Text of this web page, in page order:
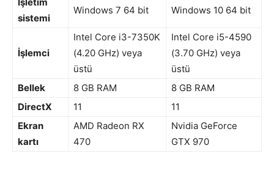
sistemi
Windows 7 64 bit Windows 10 64 bit
İşlemci
Intel Core i3-7350K
(4.20 GHz) veya
üstü
Intel Core i5-4590
(3.70 GHz) veya
üstü
Bellek
8 GB RAM
8 GB RAM
DirectX
11
11
Ekran
kartı
AMD Radeon RX
470
Nvidia GeForce
GTX 970